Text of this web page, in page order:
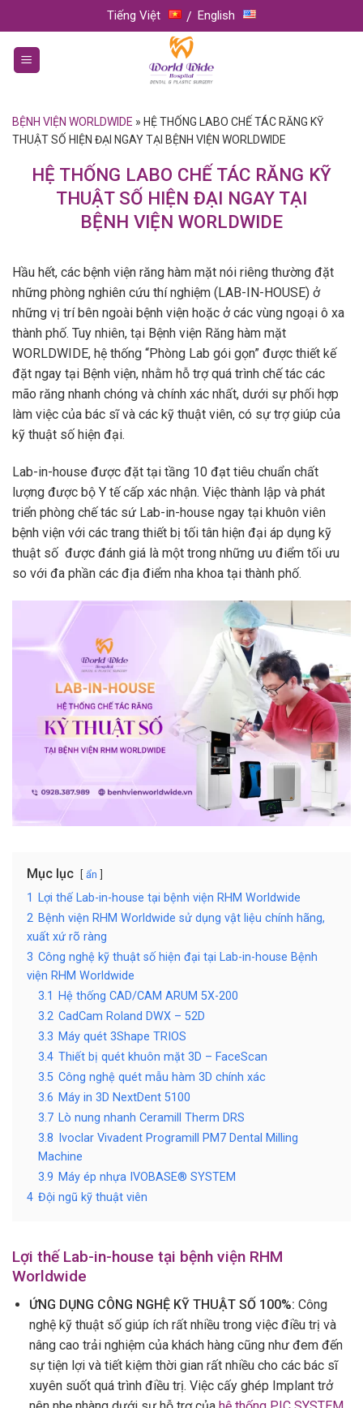
to
content
Tiếng Việt English
BỆNH VIỆN WORLDWIDE » HỆ THỐNG LABO CHẾ TÁC RĂNG KỸ
THUẬT SỐ HIỆN ĐẠI NGAY TẠI BỆNH VIỆN WORLDWIDE
HỆ THỐNG LABO CHẾ TÁC RĂNG KỸ
THUẬT SỐ HIỆN ĐẠI NGAY TẠI
BỆNH VIỆN WORLDWIDE
Hầu hết, các bệnh viện răng hàm mặt nói riêng thường đặt
những phòng nghiên cứu thí nghiệm (LAB-IN-HOUSE) ở
những vị trí bên ngoài bệnh viện hoặc ở các vùng ngoại ô xa
thành phố. Tuy nhiên, tại Bệnh viện Răng hàm mặt
WORLDWIDE, hệ thống “Phòng Lab gói gọn” được thiết kế
đặt ngay tại Bệnh viện, nhằm hỗ trợ quá trình chế tác các
mão răng nhanh chóng và chính xác nhất, dưới sự phối hợp
làm việc của bác sĩ và các kỹ thuật viên, có sự trợ giúp của
kỹ thuật số hiện đại.
Lab-in-house được đặt tại tầng 10 đạt tiêu chuẩn chất
lượng được bộ Y tế cấp xác nhận. Việc thành lập và phát
triển phòng chế tác sứ Lab-in-house ngay tại khuôn viên
bệnh viện với các trang thiết bị tối tân hiện đại áp dụng kỹ
thuật số được đánh giá là một trong những ưu điểm tối ưu
so với đa phần các địa điểm nha khoa tại thành phố.
Mục lục ẩn
1
Lợi thế Lab-in-house tại bệnh viện RHM Worldwide
2 Bệnh viện RHM Worldwide sử dụng vật liệu chính hãng,
xuất xứ rõ ràng
3 Công nghệ kỹ thuật số hiện đại tại Lab-in-house Bệnh
viện RHM Worldwide
3.1
Hệ thống CAD/CAM ARUM 5X-200
3.2 CadCam Roland DWX – 52D
3.3 Máy quét 3Shape TRIOS
3.4 Thiết bị quét khuôn mặt 3D – FaceScan
3.5 Công nghệ quét mẫu hàm 3D chính xác
3.6 Máy in 3D NextDent 5100
3.7 Lò nung nhanh Ceramill Therm DRS
3.8
Ivoclar Vivadent Programill PM7 Dental Milling
Machine
3.9 Máy ép nhựa IVOBASE® SYSTEM
4 Đội ngũ kỹ thuật viên
Lợi thế Lab-in-house tại bệnh viện RHM
Worldwide
ỨNG DỤNG CÔNG NGHỆ KỸ THUẬT SỐ 100%: Công
nghệ kỹ thuật số giúp ích rất nhiều trong việc điều trị và
nâng cao trải nghiệm của khách hàng cũng như đem đến
sự tiện lợi và tiết kiệm thời gian rất nhiều cho các bác sĩ
xuyên suốt quá trình điều trị. Việc cấy ghép Implant trở